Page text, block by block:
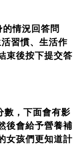
情況回答問
習慣、生活作
束後按下提交答
數，下面會有影
後會給予營養補
女孩們更知道計